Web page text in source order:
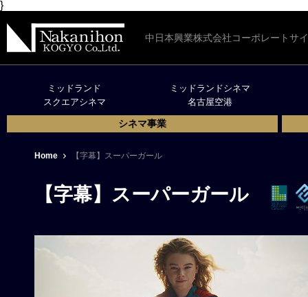
}
中日本興業株式会社コーポレートサ
ミッドランド
スクエアシネマ
ミッドランドシネマ
名古屋空港
シネマ事業
Home 【字幕】スーパーガール
【字幕】スーパーガール